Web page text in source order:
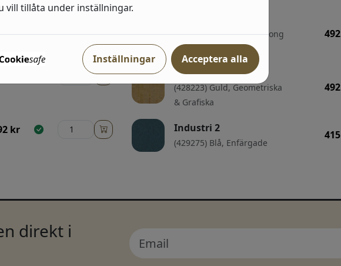
kr
(863420) Brun, Sten, betong
& trä
492
Industri 2
(428223) Guld, Geometriska
& Grafiska
492
Industri 2
(429275) Blå, Enfärgade
415
direkt i
vill tillåta under inställningar.
Inställningar Acceptera alla